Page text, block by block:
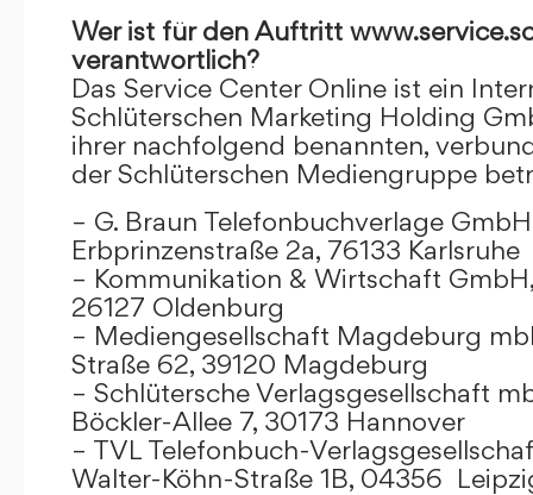
Wer ist für den Auftritt
verantwortlich?
Das Service Center Online ist ein
Schlüterschen Marketing Holding
ihrer nachfolgend benannten,
der Schlüterschen Mediengruppe
– G. Braun Telefonbuchverlage GmbH
Erbprinzenstraße 2a, 76133 Karlsruhe
– Kommunikation & Wirtschaft
26127 Oldenburg
– Mediengesellschaft Magdeburg
Straße 62, 39120 Magdeburg
– Schlütersche Verlagsgesellschaft
Böckler-Allee 7, 30173 Hannover
– TVL Telefonbuch-
Walter-Köhn-Straße 1B, 04356